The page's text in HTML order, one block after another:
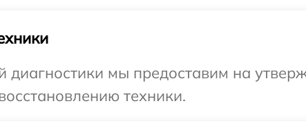
диагностики мы предоставим на
техники.